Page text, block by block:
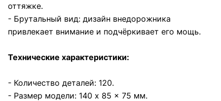
оттяжке.
- Брутальный вид: дизайн внедорожника
привлекает внимание и подчёркивает его мощь.
Технические характеристики:
- Количество деталей: 120.
- Размер модели: 140 x 85 x 75 мм.